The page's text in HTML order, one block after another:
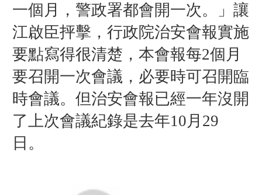
一個月，警政署都會開一次。」 讓
江啟臣抨擊，行政院治安會報實施
要點寫得很清楚，本會報每2個月
要召開一次會議，必要時可召開臨
時會議。但治安會報已經一年沒開
了上次會議紀錄是去年10月29
日。